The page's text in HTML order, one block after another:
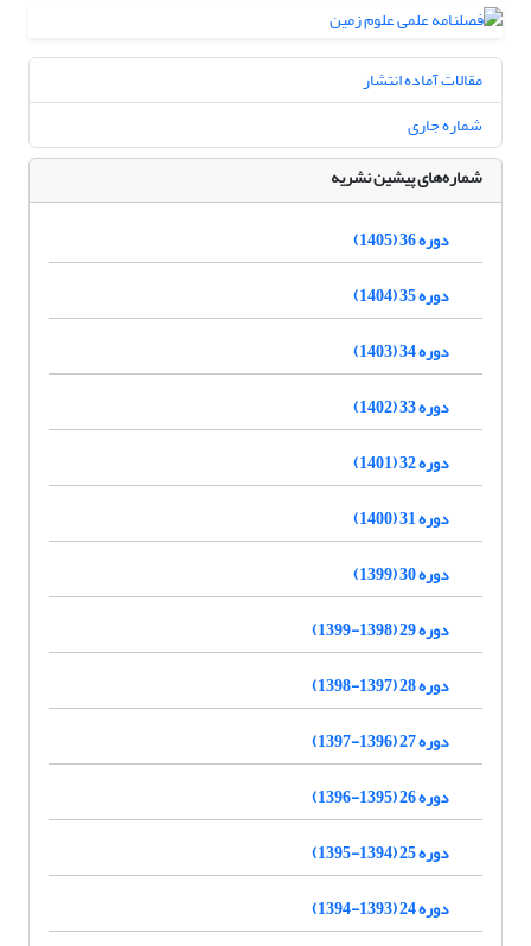
مقالات آماده انتشار
شماره جاری
شماره‌های پیشین نشریه
دوره 36 (1405)
دوره 35 (1404)
دوره 34 (1403)
دوره 33 (1402)
دوره 32 (1401)
دوره 31 (1400)
دوره 30 (1399)
دوره 29 (1398-1399)
دوره 28 (1397-1398)
دوره 27 (1396-1397)
دوره 26 (1395-1396)
دوره 25 (1394-1395)
دوره 24 (1393-1394)